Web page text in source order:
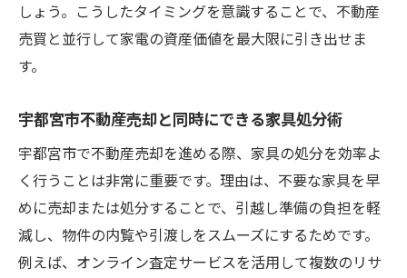
しょう。こうしたタイミングを意識することで、不動産
売買と並行して家電の資産価値を最大限に引き出せま
す。
宇都宮市不動産売却と同時にできる家具処分術
宇都宮市で不動産売却を進める際、家具の処分を効率よ
く行うことは非常に重要です。理由は、不要な家具を早
めに売却または処分することで、引越し準備の負担を軽
減し、物件の内覧や引渡しをスムーズにするためです。
例えば、オンライン査定サービスを活用して複数のリサ